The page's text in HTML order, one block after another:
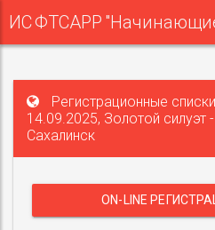
ИС ФТСАРР
Регистрационные
14.09.2025, Золотой
Сахалинск
ON-LINE